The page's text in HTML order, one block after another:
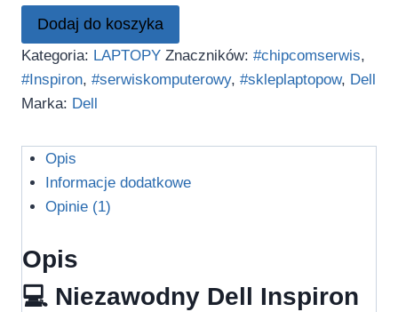
Dodaj do koszyka
Kategoria: LAPTOPY Znaczników: #chipcomserwis,
#Inspiron, #serwiskomputerowy, #skleplaptopow, Dell
Marka: Dell
Opis
Informacje dodatkowe
Opinie (1)
Opis
💻 Niezawodny Dell Inspiron